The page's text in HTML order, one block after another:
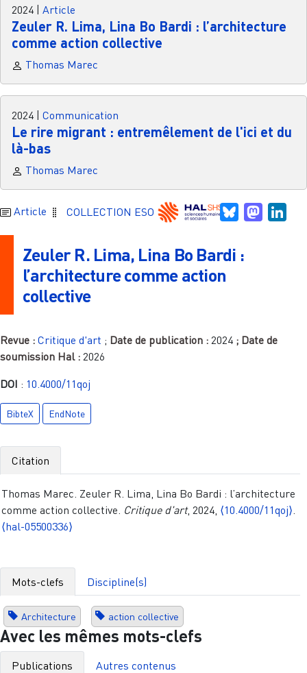
2024 Article
Zeuler R. Lima, Lina Bo Bardi : l’architecture
comme action collective
Thomas Marec
2024 Communication
Le rire migrant : entremêlement de l'ici et du
là-bas
Thomas Marec
Article COLLECTION ESO Bluesky
Zeuler R. Lima, Lina Bo Bardi :
l’architecture comme action
collective
Revue : Critique d'art ; Date de publication : 2024 ; Date de
soumission Hal : 2026
DOI : 10.4000/11qoj
BibteX EndNote
Citation
Thomas Marec. Zeuler R. Lima, Lina Bo Bardi : l’architecture
comme action collective. Critique d'art, 2024, ⟨10.4000/11qoj⟩
⟨hal-05500336⟩
Mots-clefs Discipline(s)
Architecture action collective
Avec les mêmes mots-clefs
Publications Autres contenus